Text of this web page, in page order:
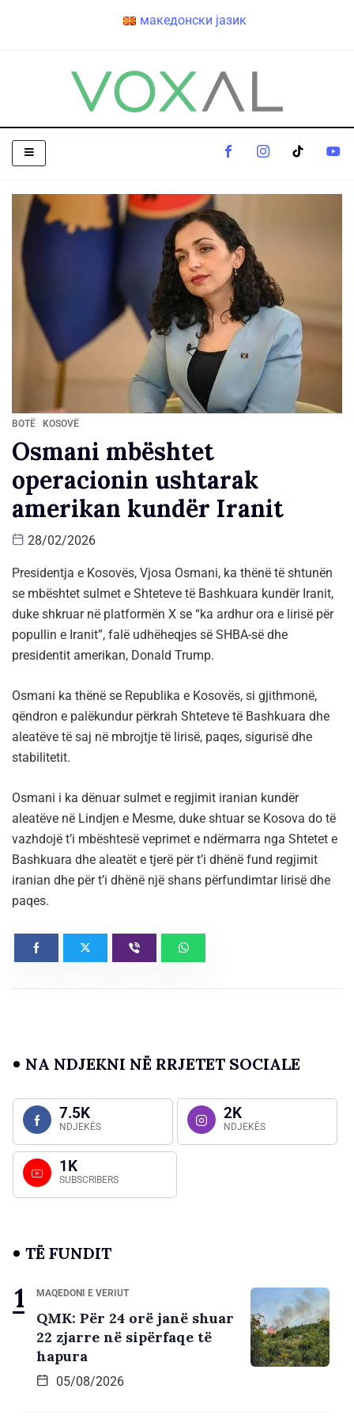
македонски јазик
BOTË KOSOVË
Osmani mbështet
operacionin ushtarak
amerikan kundër Iranit
28/02/2026
Presidentja e Kosovës, Vjosa Osmani, ka thënë të shtunën
se mbështet sulmet e Shteteve të Bashkuara kundër Iranit,
duke shkruar në platformën X se “ka ardhur ora e lirisë për
popullin e Iranit”, falë udhëheqjes së SHBA-së dhe
presidentit amerikan, Donald Trump.
Osmani ka thënë se Republika e Kosovës, si gjithmonë,
qëndron e palëkundur përkrah Shteteve të Bashkuara dhe
aleatëve të saj në mbrojtje të lirisë, paqes, sigurisë dhe
stabilitetit.
Osmani i ka dënuar sulmet e regjimit iranian kundër
aleatëve në Lindjen e Mesme, duke shtuar se Kosova do të
vazhdojë t’i mbështesë veprimet e ndërmarra nga Shtetet e
Bashkuara dhe aleatët e tjerë për t’i dhënë fund regjimit
iranian dhe për t’i dhënë një shans përfundimtar lirisë dhe
paqes.
NA NDJEKNI NË RRJETET SOCIALE
7.5K
NDJEKËS
2K
NDJEKËS
1K
SUBSCRIBERS
TË FUNDIT
MAQEDONI E VERIUT
QMK: Për 24 orë janë shuar
22 zjarre në sipërfaqe të
hapura
05/08/2026